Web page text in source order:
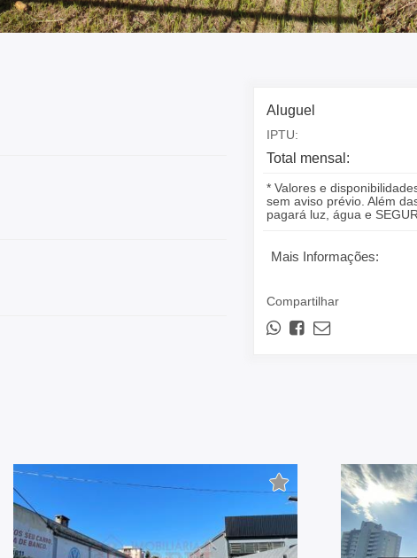
Aluguel
IPTU:
Total mensal:
* Valores e
sem aviso prévio. Além
pagará luz, água e
Mais Informações:
Compartilhar